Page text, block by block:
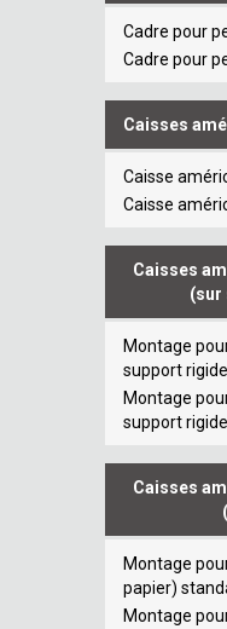
Cadre pour
Cadre pour
Caisses
Caisse
Caisse
Caisses
(sur
Montage
support
Montage
support
Caisses
Montage
papier)
Montage